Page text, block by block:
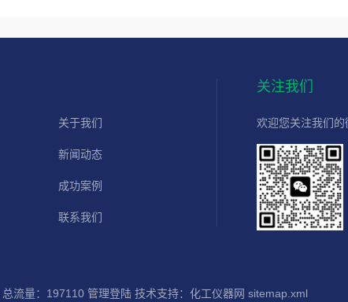
关于我们
新闻动态
成功案例
联系我们
关注我们
欢迎您关注我们的
总流量：197110 管理登陆 技术支持： 化工仪器网 sitemap.xml